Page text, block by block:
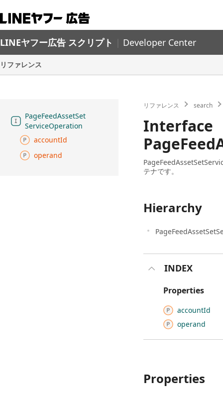
LINEヤフー広告 スクリプト Developer Center
リファレンス
リファレンス search
Interface
テナです。
Hierarchy
INDEX
Properties
accountId
operand
Properties
PageFeedAssetSet
ServiceOperation
accountId
operand